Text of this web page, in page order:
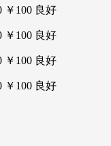
100 良好
100 良好
100 良好
100 良好